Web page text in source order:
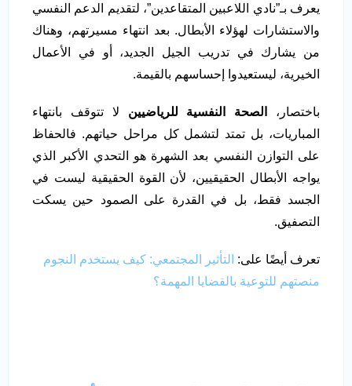
يعرف بـ”نادي اللاعبين المتقاعدين”، لتقديم الدعم النفسي
والاستشارات لهؤلاء الأبطال. بعد انتهاء مسيرتهم، وهناك
من يشارك في تدريب الجيل الجديد، أو في الأعمال
الخيرية، ليستعيدوا إحساسهم بالقيمة.
باختصار، الصحة النفسية للرياضيين لا تتوقف بانتهاء
المباريات، بل تمتد لتشمل كل مراحل حياتهم. فالحفاظ
على التوازن النفسي بعد الشهرة هو التحدي الأكبر الذي
يواجه الأبطال الحقيقيين، لأن القوة الحقيقية ليست في
الجسد فقط، بل في القدرة على الصمود حين يسكت
التصفيق.
تعرف أيضًا على: التأثير المجتمعي: كيف يستخدم النجوم
منصتهم للتوعية بالقضايا المهمة؟